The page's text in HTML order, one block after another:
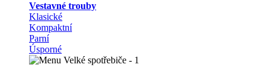
Vestavné trouby
Klasické
Kompaktní
Parní
Úsporné